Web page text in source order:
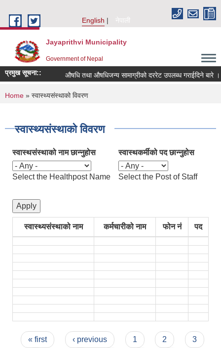
English
नेपाली
Jayaprithvi Municipality
Government of Nepal
प्रमुख सूचना:: औषधि तथा औषधिजन्य सामाग्रीको दररेट उपलब्ध गराईदिने बारे ।
You are here
Home » स्वास्थ्यसंस्थाको विवरण
स्वास्थ्यसंस्थाको विवरण
स्वास्थसंस्थाको नाम छान्‍नुहोस
Select the Healthpost Name
स्वास्थकर्मीको पद छान्नुहोस
Select the Post of Staff
स्वास्थ्यसंस्थाको नाम कर्मचारीको नाम फोन नं पद
Pages
« first ‹ previous 1 2
3